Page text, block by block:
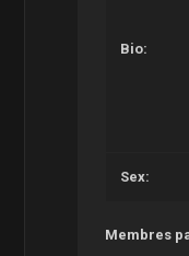
Bio:
Sex:
Membres